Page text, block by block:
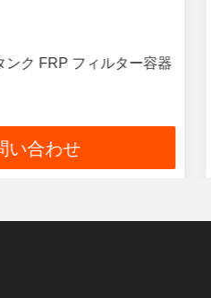
ンク FRP フィルター容器
い合わせ